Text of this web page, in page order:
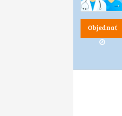
Objednať